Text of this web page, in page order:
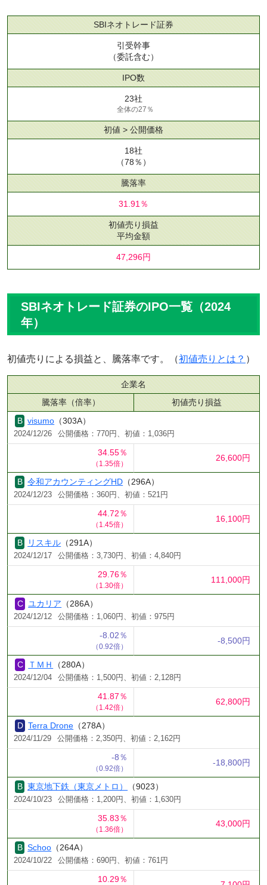
SBIネオトレード証券
引受幹事
（委託含む）
IPO数
23社
全体の27％
初値 > 公開価格
18社
（78％）
騰落率
31.91％
初値売り損益
平均金額
47,296円
SBIネオトレード証券のIPO一覧（2024
年）
初値売りによる損益と、騰落率です。（初値売りとは？ ）
企業名
騰落率（倍率）
初値売り損益
visumo （303A）
2024/12/26 公開価格：770円、初値：1,036円
34.55％
（1.35倍）
26,600円
令和アカウンティングHD （296A）
2024/12/23 公開価格：360円、初値：521円
44.72％
（1.45倍）
16,100円
リスキル （291A）
2024/12/17 公開価格：3,730円、初値：4,840円
29.76％
（1.30倍）
111,000円
ユカリア （286A）
2024/12/12 公開価格：1,060円、初値：975円
-8.02％
（0.92倍）
-8,500円
ＴＭＨ （280A）
2024/12/04 公開価格：1,500円、初値：2,128円
41.87％
（1.42倍）
62,800円
Terra Drone （278A）
2024/11/29 公開価格：2,350円、初値：2,162円
-8％
（0.92倍）
-18,800円
東京地下鉄（東京メトロ） （9023）
2024/10/23 公開価格：1,200円、初値：1,630円
35.83％
（1.36倍）
43,000円
Schoo （264A）
2024/10/22 公開価格：690円、初値：761円
10.29％